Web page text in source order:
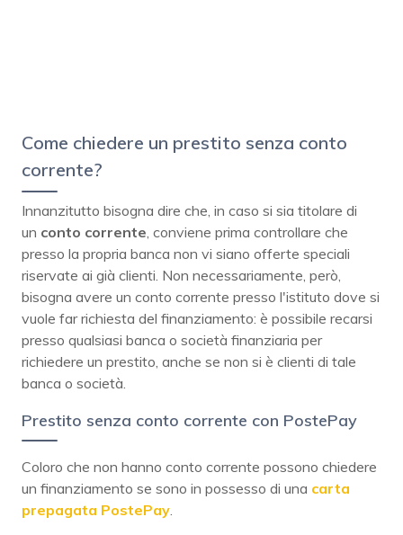
Come chiedere un prestito senza conto
corrente?
Innanzitutto bisogna dire che, in caso si sia titolare di
un conto corrente , conviene prima controllare che
presso la propria banca non vi siano offerte speciali
riservate ai già clienti. Non necessariamente, però,
bisogna avere un conto corrente presso l'istituto dove si
vuole far richiesta del finanziamento: è possibile recarsi
presso qualsiasi banca o società finanziaria per
richiedere un prestito, anche se non si è clienti di tale
banca o società.
Prestito senza conto corrente con PostePay
Coloro che non hanno conto corrente possono chiedere
un finanziamento se sono in possesso di una carta
prepagata PostePay